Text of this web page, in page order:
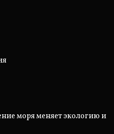
моря меняет экологию и